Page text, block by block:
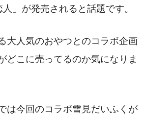
」が発売されると話題です。
大人気のおやつとのコラボ企画
どこに売ってるのか気になりま
は今回のコラボ雪見だいふくが